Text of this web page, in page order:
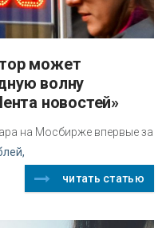
волну
новостей»
на Мосбирже впервые за
читать статью